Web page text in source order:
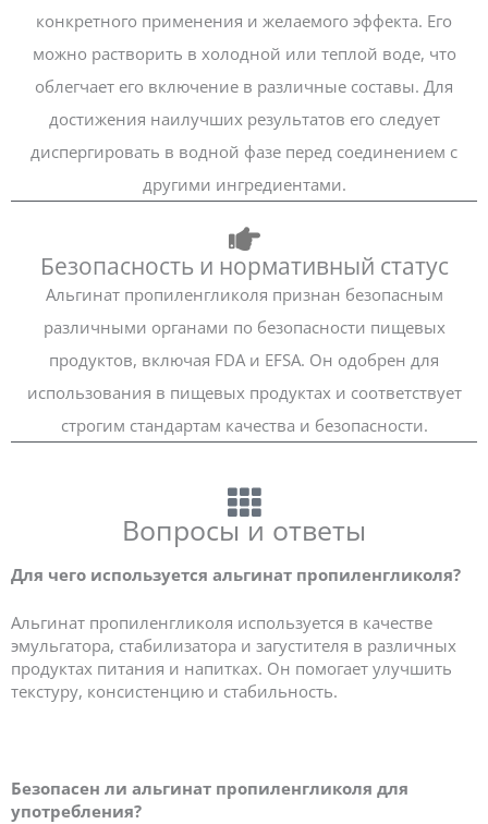
конкретного применения и желаемого эффекта. Его
можно растворить в холодной или теплой воде, что
облегчает его включение в различные составы. Для
достижения наилучших результатов его следует
диспергировать в водной фазе перед соединением с
другими ингредиентами.
Безопасность и нормативный статус
Альгинат пропиленгликоля признан безопасным
различными органами по безопасности пищевых
продуктов, включая FDA и EFSA. Он одобрен для
использования в пищевых продуктах и соответствует
строгим стандартам качества и безопасности.
Вопросы и ответы
Для чего используется альгинат пропиленгликоля?
Альгинат пропиленгликоля используется в качестве
эмульгатора, стабилизатора и загустителя в различных
продуктах питания и напитках. Он помогает улучшить
текстуру, консистенцию и стабильность.
Безопасен ли альгинат пропиленгликоля для
употребления?